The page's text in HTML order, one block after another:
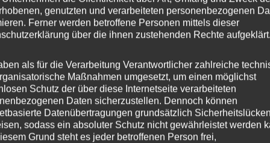
hatten wir Sorge, unsere beliebten Säfte weiter produzieren
Rudolf Hagenacker, der der Verleihung des NABU-Siegels
Terminkalender reservierte, sprach von einer gelungenen
und Ökonomie. Als agrarorientierte Gemeinde stehe der
oben auf der Agenda, so der Bürgermeister.
und an erfolgreichen Gewerbebetrieben interessiert. „Da ist
beidem für unsere Gemeinde natürlich der Idealfall!“ lobte
genutzten und verarbeiteten personenbezogenen
Ferner werden betroffene Personen mittels dieser
über die ihnen zustehenden Rechte aufgeklärt.
als für die Verarbeitung Verantwortlicher zahlreiche
Maßnahmen umgesetzt, um einen möglichst
Schutz der über diese Internetseite verarbeiteten
Daten sicherzustellen. Dennoch können
Datenübertragungen grundsätzlich Sicherheitslücken
sodass ein absoluter Schutz nicht gewährleistet werden
Grund steht es jeder betroffenen Person frei,